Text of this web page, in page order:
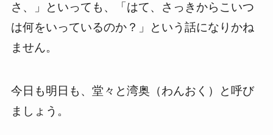
さ、」といっても、「はて、さっきからこいつ
は何をいっているのか？」という話になりかね
ません。
今日も明日も、堂々と湾奥（わんおく）と呼び
ましょう。